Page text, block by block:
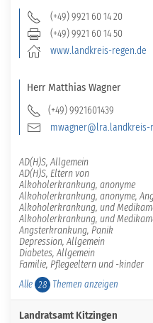
(+49) 9921 60 14 20
(+49) 9921 60 14 50
www.landkreis-regen.de
Herr Matthias Wagner
(+49) 9921601439
mwagner@lra.landkreis-
AD(H)S, Allgemein
AD(H)S, Eltern von
Alkoholerkrankung, anonyme
Alkoholerkrankung, anonyme,
Alkoholerkrankung, und
Alkoholerkrankung, und
Angsterkrankung, Panik
Depression, Allgemein
Diabetes, Allgemein
Familie, Pflegeeltern und -kinder
Alle 28 Themen anzeigen
Landratsamt Kitzingen